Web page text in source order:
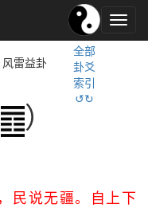
易
经
全部
卦爻
索引
↺↻
风雷益卦
）
民说无疆。自上下